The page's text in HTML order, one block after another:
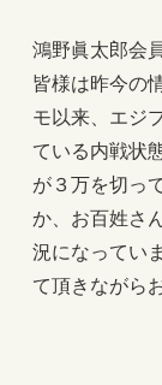
鴻野眞太郎会
皆様は昨今の
モ以来、エジ
ている内戦状
が３万を切っ
か、お百姓さ
況になってい
て頂きながら